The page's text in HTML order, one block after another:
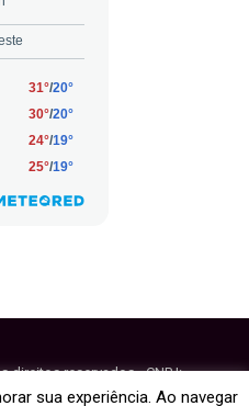
direitos reservados - CNPJ:
0001-95
sua experiência. Ao navegar